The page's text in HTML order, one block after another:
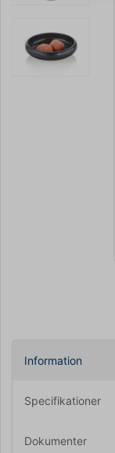
Information
Specifikationer
Dokumenter